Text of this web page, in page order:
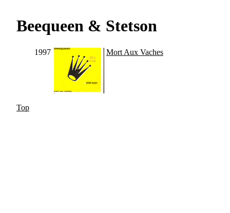
Beequeen & Stetson
1997 Mort Aux Vaches
Top